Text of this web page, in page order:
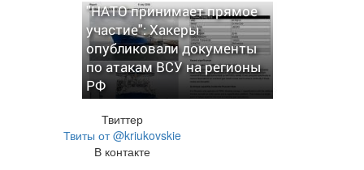
"НАТО принимает прямое
участие": Хакеры
опубликовали документы
по атакам ВСУ на регионы
РФ
Твиттер
Твиты от @kriukovskie
В контакте